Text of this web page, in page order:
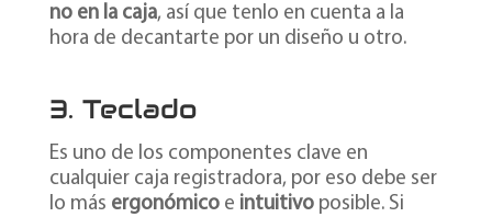
no en la caja, así que tenlo en cuenta a la
hora de decantarte por un diseño u otro.
3. Teclado
Es uno de los componentes clave en
cualquier caja registradora, por eso debe ser
lo más ergonómicoe intuitivoposible. Si